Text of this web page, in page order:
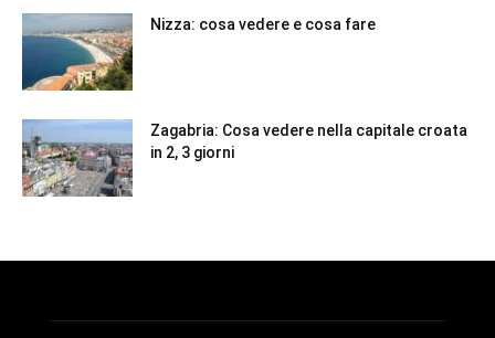
Nizza: cosa vedere e cosa fare
Zagabria: Cosa vedere nella capitale croata
in 2, 3 giorni